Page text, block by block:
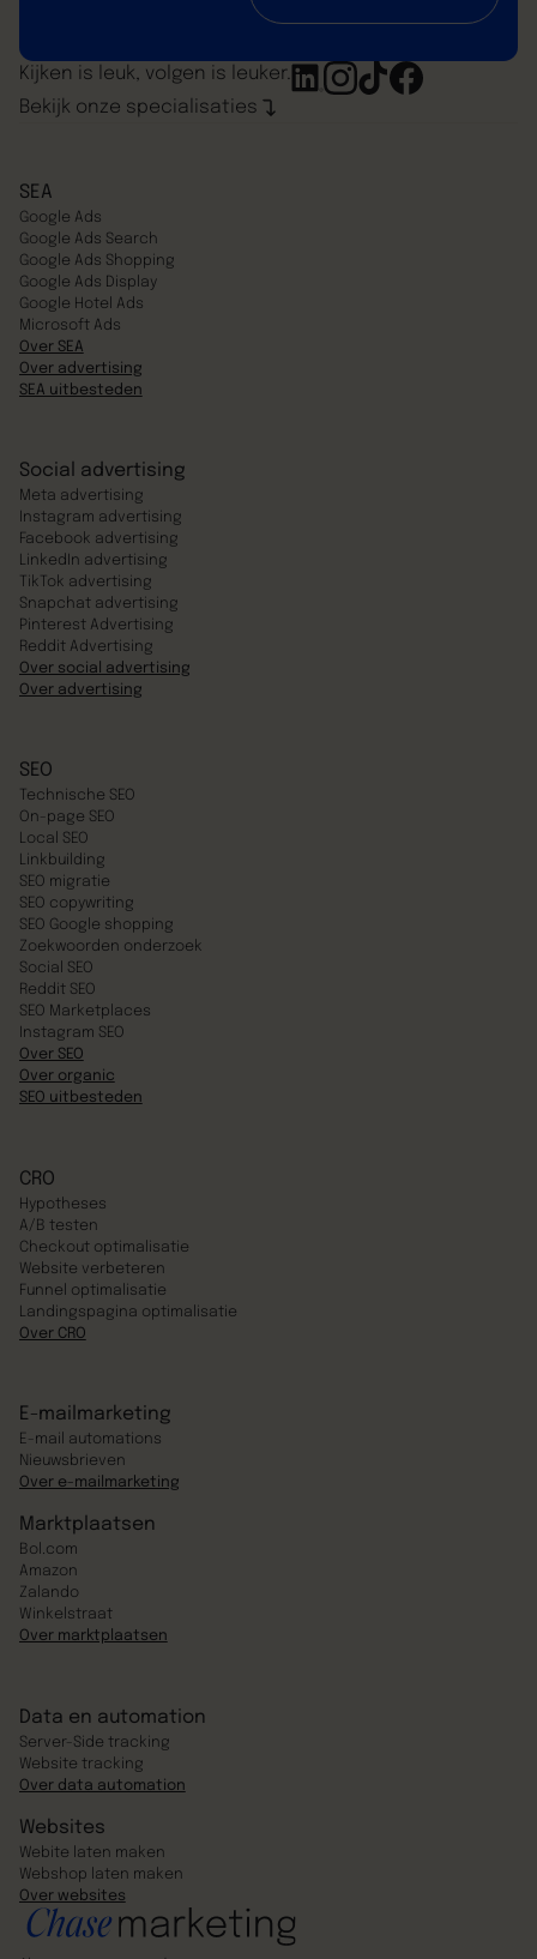
Bekijk onze specialisaties
Kijken is leuk, volgen is leuker.
SEA
Google Ads
Google Ads Search
Google Ads Shopping
Google Ads Display
Google Hotel Ads
Microsoft Ads
Over SEA
Over advertising
SEA uitbesteden
Social advertising
Meta advertising
Instagram advertising
Facebook advertising
LinkedIn advertising
TikTok advertising
Snapchat advertising
Pinterest Advertising
Reddit Advertising
Over social advertising
Over advertising
SEO
Technische SEO
On-page SEO
Local SEO
Linkbuilding
SEO migratie
SEO copywriting
SEO Google shopping
Zoekwoorden onderzoek
Social SEO
Reddit SEO
SEO Marketplaces
Instagram SEO
Over SEO
Over organic
SEO uitbesteden
CRO
Hypotheses
A/B testen
Checkout optimalisatie
Website verbeteren
Funnel optimalisatie
Landingspagina optimalisatie
Over CRO
E-mailmarketing
E-mail automations
Nieuwsbrieven
Over e-mailmarketing
Marktplaatsen
Bol.com
Amazon
Zalando
Winkelstraat
Over marktplaatsen
Data en automation
Server-Side tracking
Website tracking
Over data automation
Websites
Webite laten maken
Webshop laten maken
Over websites